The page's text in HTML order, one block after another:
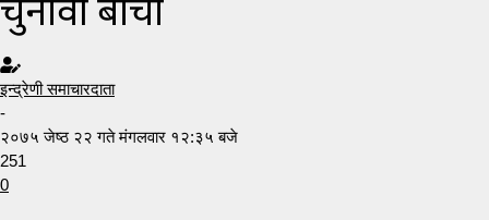
चुनावी बाचा
इन्द्रेणी समाचारदाता
-
२०७५ जेष्ठ २२ गते मंगलवार १२:३५ बजे
251
0